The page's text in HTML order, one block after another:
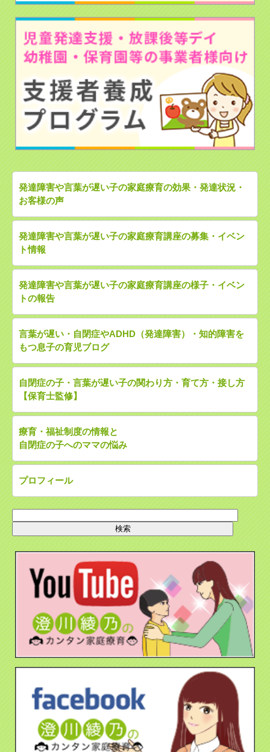
発達障害や言葉が遅い子の家庭療育の効果・発達状況・
お客様の声
発達障害や言葉が遅い子の家庭療育講座の募集・イベン
ト情報
発達障害や言葉が遅い子の家庭療育講座の様子・イベン
トの報告
言葉が遅い・自閉症やADHD（発達障害）・知的障害を
もつ息子の育児ブログ
自閉症の子・言葉が遅い子の関わり方・育て方・接し方
【保育士監修】
療育・福祉制度の情報と
自閉症の子へのママの悩み
プロフィール
索: